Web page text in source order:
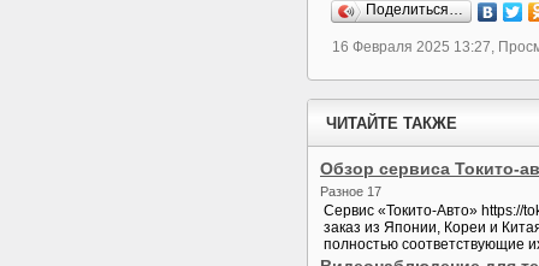
Поделиться…
16 Февраля 2025 13:27,
ЧИТАЙТЕ ТАКЖЕ
Обзор сервиса Токито-
Разное 17
Сервис «Токито-Авто» https://
заказ из Японии, Кореи и
полностью соответствующие